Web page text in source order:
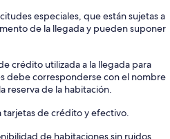
especiales, que están sujetas a
de la llegada y pueden suponer
crédito utilizada a la llegada para
debe corresponderse con el nombre
reserva de la habitación.
tarjetas de crédito y efectivo.
de habitaciones sin ruidos.